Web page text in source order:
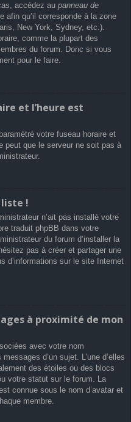
accédez au panneau de
afin qu’il corresponde à la zone
New York, Sydney, etc.).
comme la plupart des
du forum. Donc si vous
pour le faire.
et l’heure est
votre fuseau horaire et
peut que le serveur ne soit pas à
liste !
n’ait pas installé votre
traduit phpBB dans votre
du forum d’installer la
pas à créer et partager une
d’informations sur le site Internet
à proximité de mon
avec votre nom
d’un sujet. L’une d’elles
des étoiles ou des blocs
votre statut sur le forum. La
connue sous le nom d’avatar et
membre.